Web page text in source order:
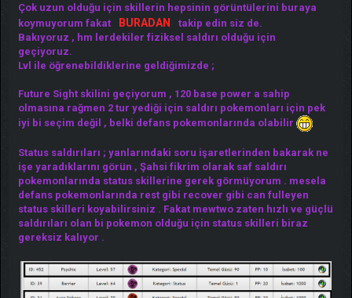
Çok uzun olduğu için skillerin hepsinin görüntülerini buraya
koymuyorum fakat
BURADAN
takip edin siz de.
Bakıyoruz , hm lerdekiler fiziksel saldırı olduğu için
geçiyoruz.
Lvl ile öğrenebildiklerine geldiğimizde ;
Future Sight skilini geçiyorum , 120 base power a sahip
olmasına rağmen 2 tur yediği için saldırı pokemonları için pek
iyi bi seçim değil , belki defans pokemonlarında olabilir
Status saldırıları ; yanlarındaki soru işaretlerinden bakarak ne
işe yaradıklarını görün , Şahsi fikrim olarak saf saldırı
pokemonlarında status skillerine gerek görmüyorum . mesela
defans pokemonlarında rest gibi recover gibi can fulleyen
status skilleri koyabilirsiniz . Fakat mewtwo zaten hızlı ve güçlü
saldırıları olan bi pokemon olduğu için status skilleri biraz
gereksiz kalıyor .